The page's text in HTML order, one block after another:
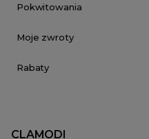
Pokwitowania
Moje zwroty
Rabaty
CLAMODI